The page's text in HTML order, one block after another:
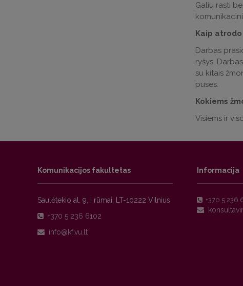
Galiu rasti
Kaip atrodo
Darbas
ryšys.
su kitais
puses.
Kokiems
Visiems ir
Komunikacijos fakultetas
Saulėtekio al. 9, I rūmai, LT-10222 Vilnius
+370 5 236 6102
Informacija
+370 5 236